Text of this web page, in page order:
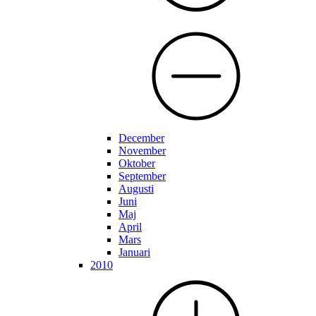
December
November
Oktober
September
Augusti
Juni
Maj
April
Mars
Januari
2010